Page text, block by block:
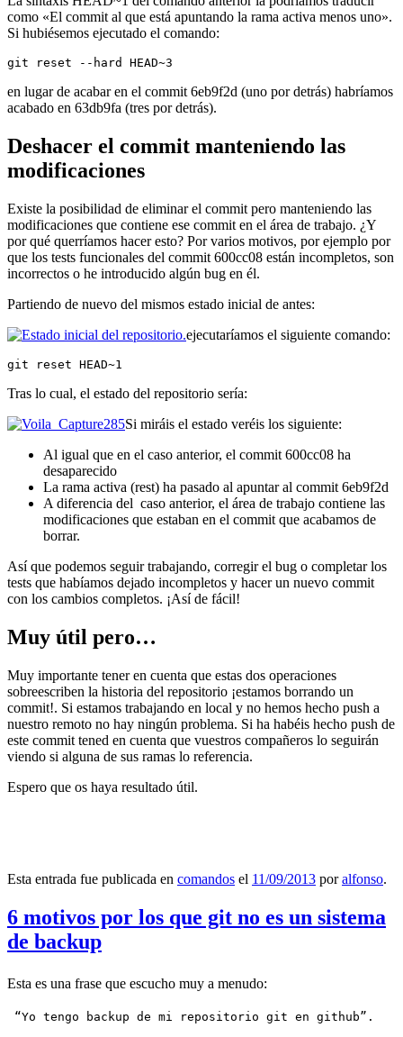
como «El commit al que está apuntando la rama activa menos uno».
Si hubiésemos ejecutado el comando:
git reset --hard HEAD~3
en lugar de acabar en el commit 6eb9f2d (uno por detrás) habríamos
acabado en 63db9fa (tres por detrás).
Deshacer el commit manteniendo las
modificaciones
Existe la posibilidad de eliminar el commit pero manteniendo las
modificaciones que contiene ese commit en el área de trabajo. ¿Y
por qué querríamos hacer esto? Por varios motivos, por ejemplo por
que los tests funcionales del commit 600cc08 están incompletos, son
incorrectos o he introducido algún bug en él.
Partiendo de nuevo del mismos estado inicial de antes:
ejecutaríamos el siguiente comando:
git reset HEAD~1
Tras lo cual, el estado del repositorio sería:
Si miráis el estado veréis los siguiente:
Al igual que en el caso anterior, el commit 600cc08 ha
desaparecido
La rama activa (rest) ha pasado al apuntar al commit 6eb9f2d
A diferencia del caso anterior, el área de trabajo contiene las
modificaciones que estaban en el commit que acabamos de
borrar.
Así que podemos seguir trabajando, corregir el bug o completar los
tests que habíamos dejado incompletos y hacer un nuevo commit
con los cambios completos. ¡Así de fácil!
Muy útil pero…
Muy importante tener en cuenta que estas dos operaciones
sobreescriben la historia del repositorio ¡estamos borrando un
commit!. Si estamos trabajando en local y no hemos hecho push a
nuestro remoto no hay ningún problema. Si ha habéis hecho push de
este commit tened en cuenta que vuestros compañeros lo seguirán
viendo si alguna de sus ramas lo referencia.
Espero que os haya resultado útil.
Esta entrada fue publicada en comandos el 11/09/2013 poralfonso.
6 motivos por los que git no es un sistema
de backup
Esta es una frase que escucho muy a menudo:
“Yo tengo backup de mi repositorio git en github”.